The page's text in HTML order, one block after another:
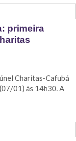
primeira
Charitas-Cafubá
01) às 14h30. A